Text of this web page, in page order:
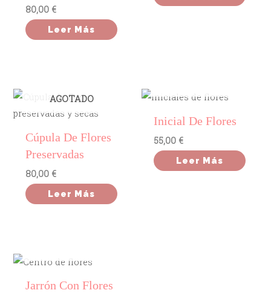
80,00 €
Leer Más
AGOTADO
Cúpula De Flores
Preservadas
80,00 €
Leer Más
Inicial De Flores
55,00 €
Leer Más
Jarrón Con Flores